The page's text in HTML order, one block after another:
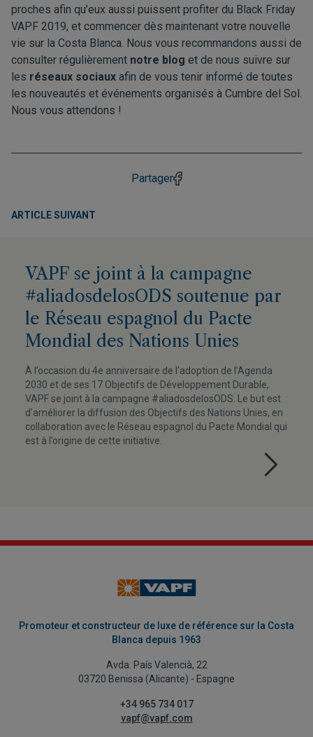
proches afin qu’eux aussi puissent profiter du Black Friday
VAPF 2019, et commencer dès maintenant votre nouvelle
vie sur la Costa Blanca. Nous vous recommandons aussi de
consulter régulièrement notre blog et de nous suivre sur
les réseaux sociaux afin de vous tenir informé de toutes
les nouveautés et événements organisés à Cumbre del Sol.
Nous vous attendons !
Partager
ARTICLE SUIVANT
VAPF se joint à la campagne
#aliadosdelosODS soutenue par
le Réseau espagnol du Pacte
Mondial des Nations Unies
À l’occasion du 4e anniversaire de l’adoption de l’Agenda
2030 et de ses 17 Objectifs de Développement Durable,
VAPF se joint à la campagne #aliadosdelosODS. Le but est
d’améliorer la diffusion des Objectifs des Nations Unies, en
collaboration avec le Réseau espagnol du Pacte Mondial qui
est à l’origine de cette initiative.
Promoteur et constructeur de luxe de référence sur la Costa
Blanca depuis 1963
Avda. País Valencià, 22
03720 Benissa (Alicante) - Espagne
+34 965 734 017
vapf@vapf.com